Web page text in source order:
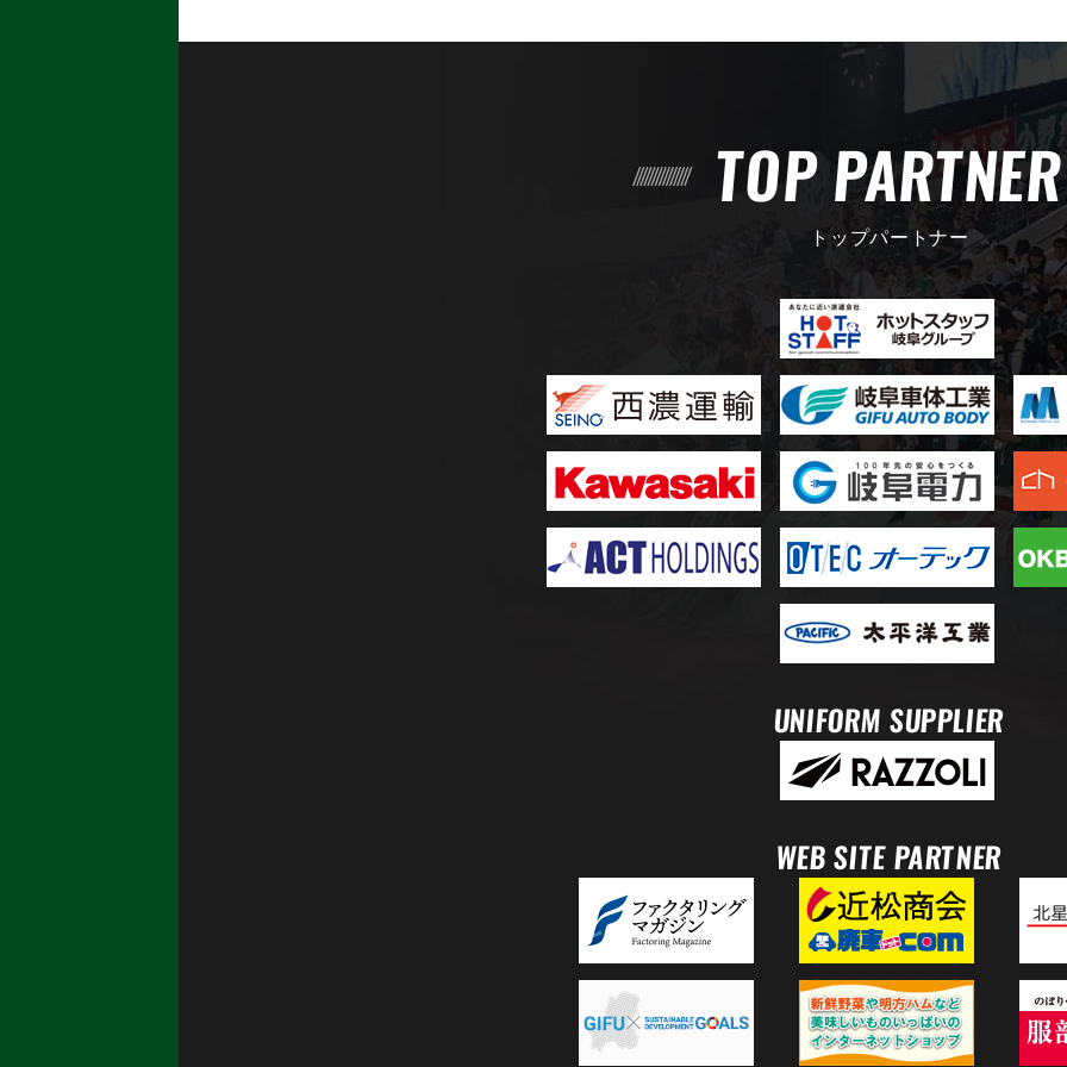
TOP PARTNER
トップパートナー
UNIFORM SUPPLIER
WEB SITE PARTNER